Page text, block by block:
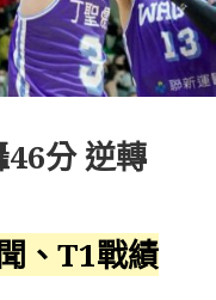
分 逆轉
、T1戰績